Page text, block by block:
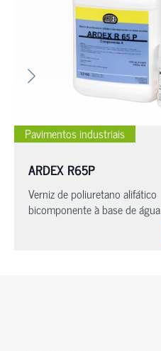
Pavimentos industriais
ARDEX R65P
Verniz de poliuretano alifático
bicomponente à base de água